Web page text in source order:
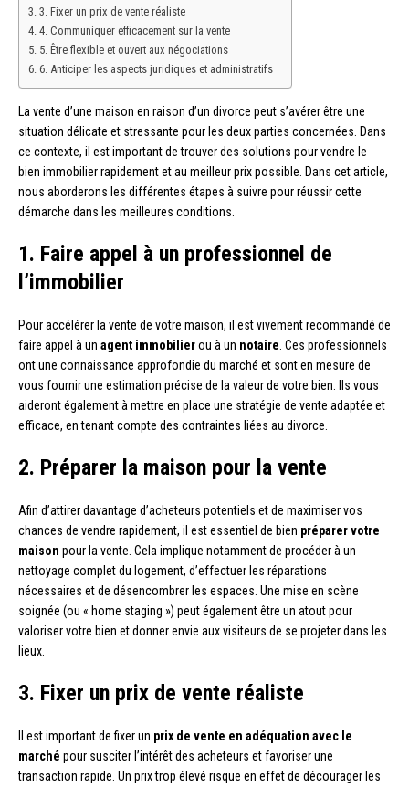
3. Fixer un prix de vente réaliste
4. Communiquer efficacement sur la vente
5. Être flexible et ouvert aux négociations
6. Anticiper les aspects juridiques et administratifs
La vente d’une maison en raison d’un divorce peut s’avérer être une
situation délicate et stressante pour les deux parties concernées. Dans
ce contexte, il est important de trouver des solutions pour vendre le
bien immobilier rapidement et au meilleur prix possible. Dans cet article,
nous aborderons les différentes étapes à suivre pour réussir cette
démarche dans les meilleures conditions.
1. Faire appel à un professionnel de
l’immobilier
Pour accélérer la vente de votre maison, il est vivement recommandé de
faire appel à un agent immobilierou à un notaire . Ces professionnels
ont une connaissance approfondie du marché et sont en mesure de
vous fournir une estimation précise de la valeur de votre bien. Ils vous
aideront également à mettre en place une stratégie de vente adaptée et
efficace, en tenant compte des contraintes liées au divorce.
2. Préparer la maison pour la vente
Afin d’attirer davantage d’acheteurs potentiels et de maximiser vos
chances de vendre rapidement, il est essentiel de bien préparer votre
maison pour la vente. Cela implique notamment de procéder à un
nettoyage complet du logement, d’effectuer les réparations
nécessaires et de désencombrer les espaces. Une mise en scène
soignée (ou « home staging ») peut également être un atout pour
valoriser votre bien et donner envie aux visiteurs de se projeter dans les
lieux.
3. Fixer un prix de vente réaliste
Il est important de fixer un prix de vente en adéquation avec le
marché pour susciter l’intérêt des acheteurs et favoriser une
transaction rapide. Un prix trop élevé risque en effet de décourager les